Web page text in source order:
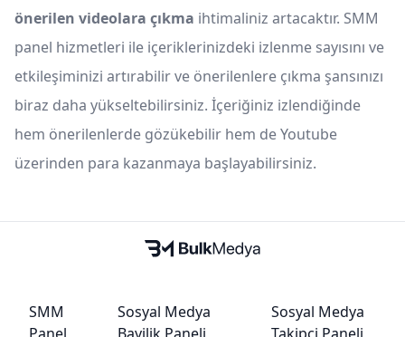
önerilen videolara çıkma ihtimaliniz artacaktır. SMM
panel hizmetleri ile içeriklerinizdeki izlenme sayısını ve
etkileşiminizi artırabilir ve önerilenlere çıkma şansınızı
biraz daha yükseltebilirsiniz. İçeriğiniz izlendiğinde
hem önerilenlerde gözükebilir hem de Youtube
üzerinden para kazanmaya başlayabilirsiniz.
SMM
Sosyal Medya
Sosyal Medya